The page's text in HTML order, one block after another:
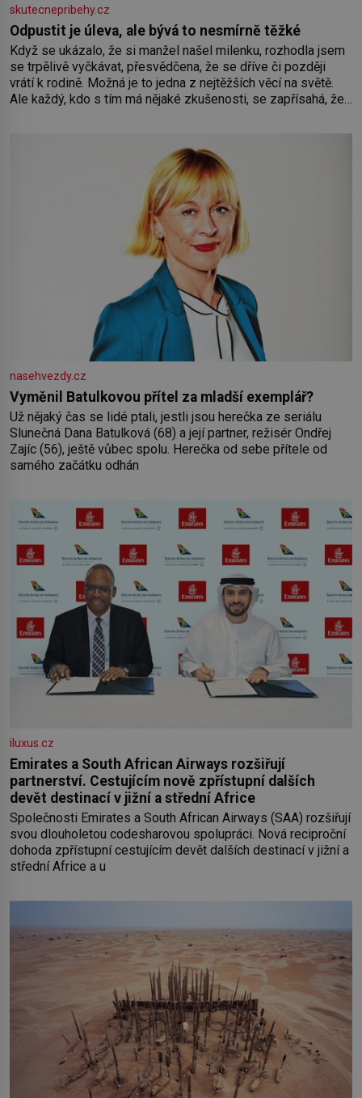
skutecnepribehy.cz
Odpustit je úleva, ale bývá to nesmírně těžké
Když se ukázalo, že si manžel našel milenku, rozhodla jsem
se trpělivě vyčkávat, přesvědčena, že se dříve či později
vrátí k rodině. Možná je to jedna z nejtěžších věcí na světě.
Ale každý, kdo s tím má nějaké zkušenosti, se zapřísahá, že
nasehvezdy.cz
Vyměnil Batulkovou přítel za mladší exemplář?
Už nějaký čas se lidé ptali, jestli jsou herečka ze seriálu
Slunečná Dana Batulková (68) a její partner, režisér Ondřej
Zajíc (56), ještě vůbec spolu. Herečka od sebe přítele od
samého začátku odhán
iluxus.cz
Emirates a South African Airways rozšiřují
partnerství. Cestujícím nově zpřístupní dalších
devět destinací v jižní a střední Africe
Společnosti Emirates a South African Airways (SAA) rozšiřují
svou dlouholetou codesharovou spolupráci. Nová reciproční
dohoda zpřístupní cestujícím devět dalších destinací v jižní a
střední Africe a u